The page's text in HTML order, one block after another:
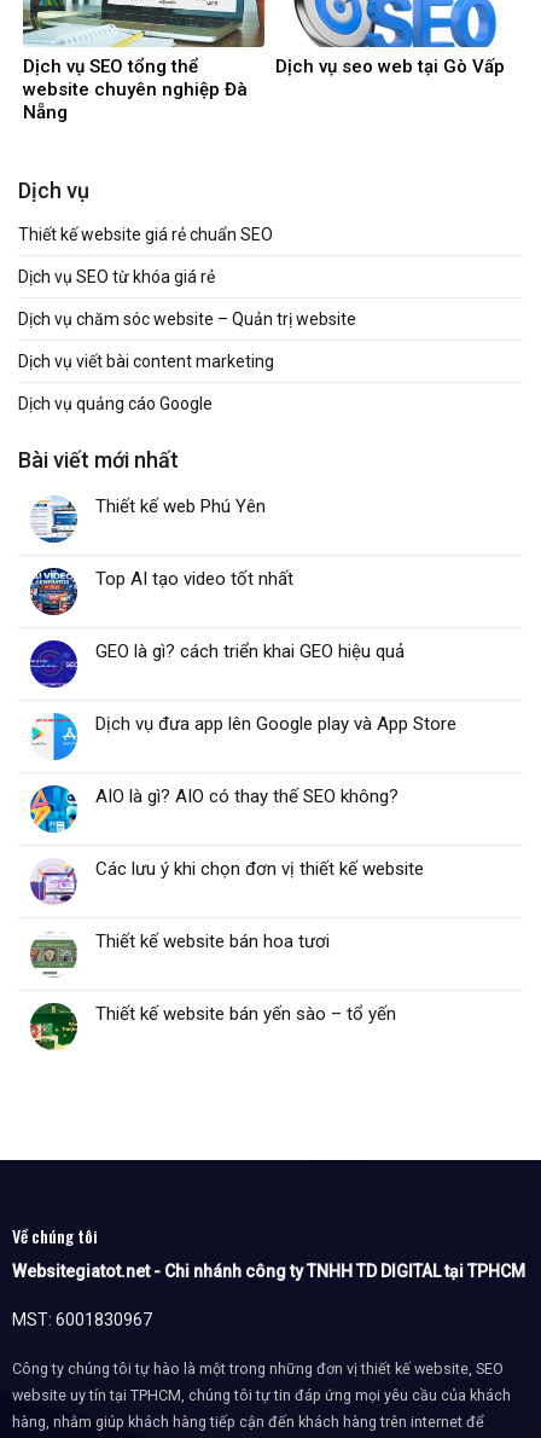
Dịch vụ SEO tổng thể
website chuyên nghiệp Đà
Nẵng
Dịch vụ seo web tại Gò Vấp
Dịch vụ
Thiết kế website giá rẻ chuẩn SEO
Dịch vụ SEO từ khóa giá rẻ
Dịch vụ chăm sóc website – Quản trị website
Dịch vụ viết bài content marketing
Dịch vụ quảng cáo Google
Bài viết mới nhất
Thiết kế web Phú Yên
Top AI tạo video tốt nhất
GEO là gì? cách triển khai GEO hiệu quả
Dịch vụ đưa app lên Google play và App Store
AIO là gì? AIO có thay thế SEO không?
Các lưu ý khi chọn đơn vị thiết kế website
Thiết kế website bán hoa tươi
Thiết kế website bán yến sào – tổ yến
Về chúng tôi
Websitegiatot.net - Chi nhánh công ty TNHH TD DIGITAL tại TPHCM
MST: 6001830967
Công ty chúng tôi tự hào là một trong những đơn vị thiết kế website, SEO
website uy tín tại TPHCM, chúng tôi tự tin đáp ứng mọi yêu cầu của khách
hàng, nhằm giúp khách hàng tiếp cận đến khách hàng trên internet để